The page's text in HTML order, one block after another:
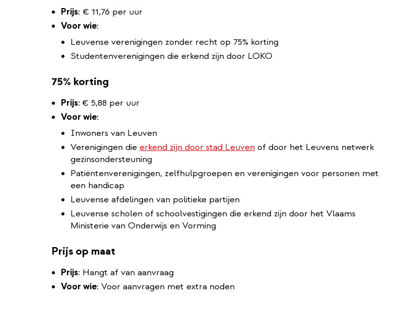
Prijs: € 11,76 per uur
Voor wie:
Leuvense verenigingen zonder recht op 75% korting
Studentenverenigingen die erkend zijn door LOKO
75% korting
Prijs: € 5,88 per uur
Voor wie:
Inwoners van Leuven
Verenigingen die erkend zijn door stad Leuven of door het Leuvens netwerk
gezinsondersteuning
Patiëntenverenigingen, zelfhulpgroepen en verenigingen voor personen met
een handicap
Leuvense afdelingen van politieke partijen
Leuvense scholen of schoolvestigingen die erkend zijn door het Vlaams
Ministerie van Onderwijs en Vorming
Prijs op maat
Prijs: Hangt af van aanvraag
Voor wie: Voor aanvragen met extra noden